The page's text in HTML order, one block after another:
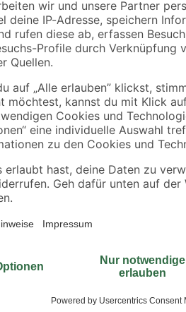
binderholz
Rahmen sägerau
2000 x 58 x 38 mm
3, 98 €
1,99 € / Meter
Zum
ihrer